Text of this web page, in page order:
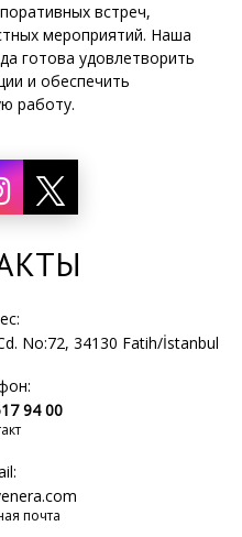
встреч,
мероприятий. Наша
готова удовлетворить
и обеспечить
работу.
No:72, 34130 Fatih/İstanbul
94 00
почта